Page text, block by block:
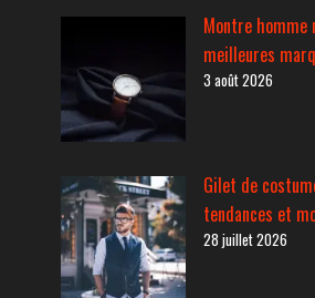
Montre
meilleures
3 août 2026
Gilet de
tendances et
28 juillet 2026